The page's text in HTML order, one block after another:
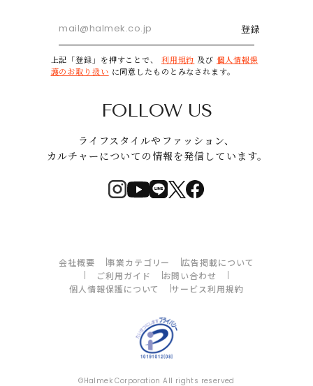
登録
上記「登録」を押すことで、 利用規約 及び 個人情報保
護のお取り扱い に同意したものとみなされます。
FOLLOW US
ライフスタイルやファッション、
カルチャーについての情報を発信しています。
会社概要 事業カテゴリー
広告掲載について
ご利用ガイド
お問い合わせ
個人情報保護について
サービス利用規約
©Halmek Corporation All rights reserved